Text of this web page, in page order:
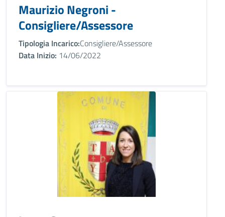
Maurizio Negroni -
Consigliere/Assessore
Tipologia Incarico:Consigliere/Assessore
Data Inizio: 14/06/2022